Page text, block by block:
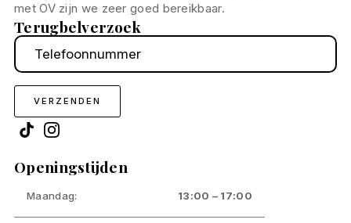
met OV zijn we zeer goed bereikbaar.
Terugbelverzoek
Telefoonnummer
VERZENDEN
Openingstijden
Maandag: 13:00 – 17:00